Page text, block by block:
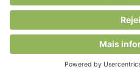
Rua General Firmino